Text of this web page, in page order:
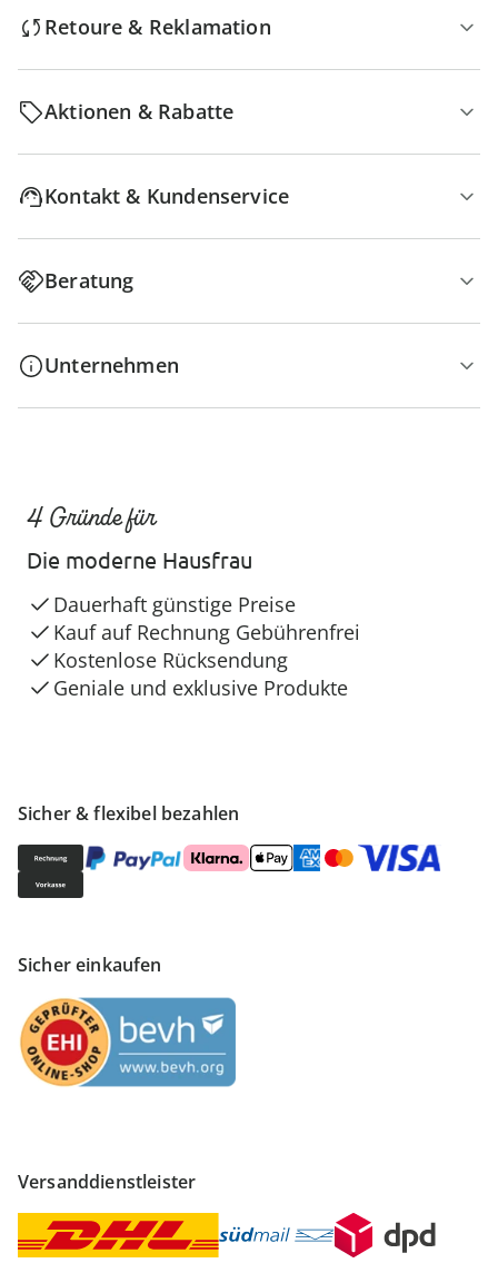
Retoure & Reklamation
Aktionen & Rabatte
Kontakt & Kundenservice
Beratung
Unternehmen
Sicher & flexibel bezahlen
Sicher einkaufen
Versanddienstleister
4 Gründe für
Die moderne Hausfrau
Dauerhaft günstige Preise
Kauf auf Rechnung Gebührenfrei
Kostenlose Rücksendung
Geniale und exklusive Produkte